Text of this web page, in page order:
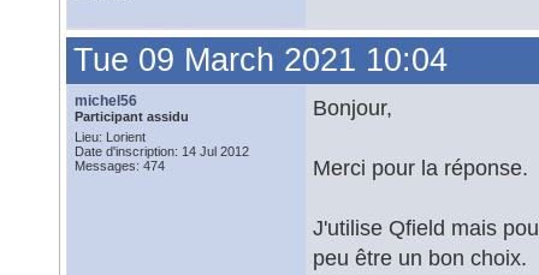
Tue 09 March 2021 10:04
michel56
Participant assidu
Lieu: Lorient
Date d'inscription: 14 Jul 2012
Messages: 474
Bonjour,
Merci pour la réponse.
J'utilise Qfield mais
peu être un bon choix.